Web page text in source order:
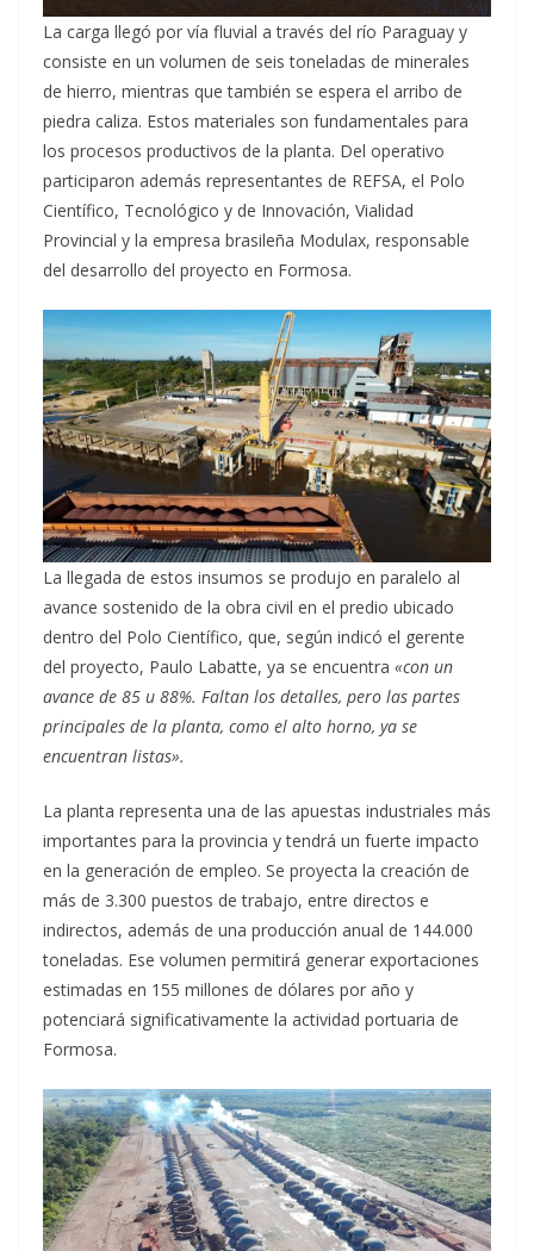
La carga llegó por vía fluvial a través del río Paraguay y
consiste en un volumen de seis toneladas de minerales
de hierro, mientras que también se espera el arribo de
piedra caliza. Estos materiales son fundamentales para
los procesos productivos de la planta. Del operativo
participaron además representantes de REFSA, el Polo
Científico, Tecnológico y de Innovación, Vialidad
Provincial y la empresa brasileña Modulax, responsable
del desarrollo del proyecto en Formosa.
La llegada de estos insumos se produjo en paralelo al
avance sostenido de la obra civil en el predio ubicado
dentro del Polo Científico, que, según indicó el gerente
del proyecto, Paulo Labatte, ya se encuentra «con un
avance de 85 u 88%. Faltan los detalles, pero las partes
principales de la planta, como el alto horno, ya se
encuentran listas».
La planta representa una de las apuestas industriales más
importantes para la provincia y tendrá un fuerte impacto
en la generación de empleo. Se proyecta la creación de
más de 3.300 puestos de trabajo, entre directos e
indirectos, además de una producción anual de 144.000
toneladas. Ese volumen permitirá generar exportaciones
estimadas en 155 millones de dólares por año y
potenciará significativamente la actividad portuaria de
Formosa.